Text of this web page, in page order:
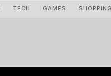
TECH GAMES SHOPPING